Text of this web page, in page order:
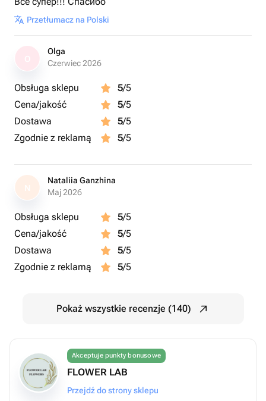
Przetłumacz na Polski
Olga
Czerwiec 2026
Obsługa sklepu 5/5
Cena/jakość
5/5
Dostawa
5/5
Zgodnie z reklamą
5/5
N
Nataliia Ganzhina
Maj 2026
Obsługa sklepu 5/5
Cena/jakość
5/5
Dostawa
5/5
Zgodnie z reklamą
5/5
Pokaż wszystkie recenzje (140)
Akceptuje punkty bonusowe
FLOWER LAB
Przejdź do strony sklepu